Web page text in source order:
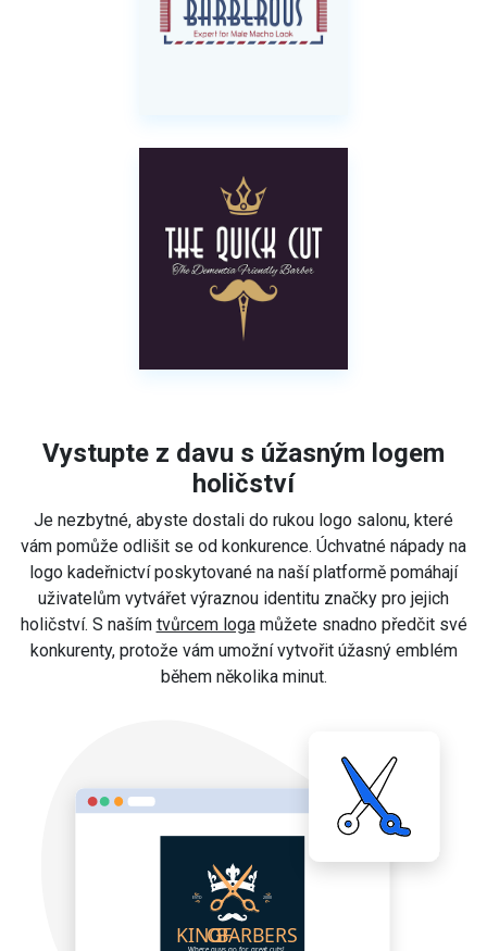
Vystupte z davu s úžasným logem
holičství
Je nezbytné, abyste dostali do rukou logo salonu, které
vám pomůže odlišit se od konkurence. Úchvatné nápady na
logo kadeřnictví poskytované na naší platformě pomáhají
uživatelům vytvářet výraznou identitu značky pro jejich
holičství. S naším tvůrcem logamůžete snadno předčit své
konkurenty, protože vám umožní vytvořit úžasný emblém
během několika minut.